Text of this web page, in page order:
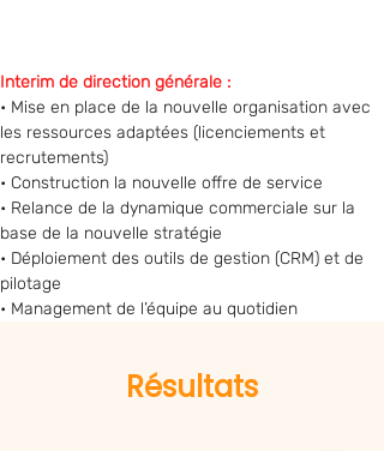
Interim de direction générale :
• Mise en place de la nouvelle organisation avec
les ressources adaptées (licenciements et
recrutements)
• Construction la nouvelle offre de service
• Relance de la dynamique commerciale sur la
base de la nouvelle stratégie
• Déploiement des outils de gestion (CRM) et de
pilotage
• Management de l’équipe au quotidien
Résultats